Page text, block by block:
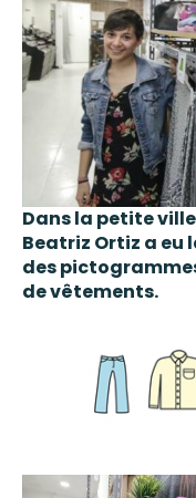
Dans la petite
Beatriz Ortiz a eu
des
de vêtements.